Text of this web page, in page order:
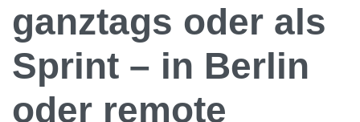
ganztags oder als
Sprint – in Berlin
oder remote